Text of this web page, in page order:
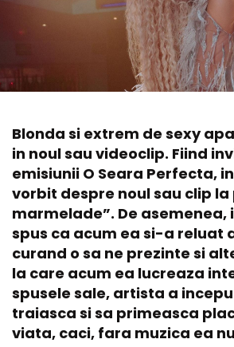
Blonda si extrem de sexy
in noul sau videoclip. Fiind
emisiunii O Seara Perfecta,
vorbit despre noul sau clip la
marmelade”. De
spus ca acum ea si-a reluat
curand o sa ne prezinte si
la care acum ea lucreaza
spusele sale, artista a
traiasca si sa primeasca
viata, caci, fara muzica ea